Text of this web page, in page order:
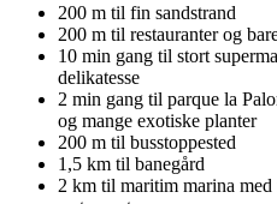
200 m til fin sandstrand
200 m til restauranter og
10 min gang til stort
delikatesse
2 min gang til parque la
og mange exotiske planter
200 m til busstoppested
1,5 km til banegård
2 km til maritim marina